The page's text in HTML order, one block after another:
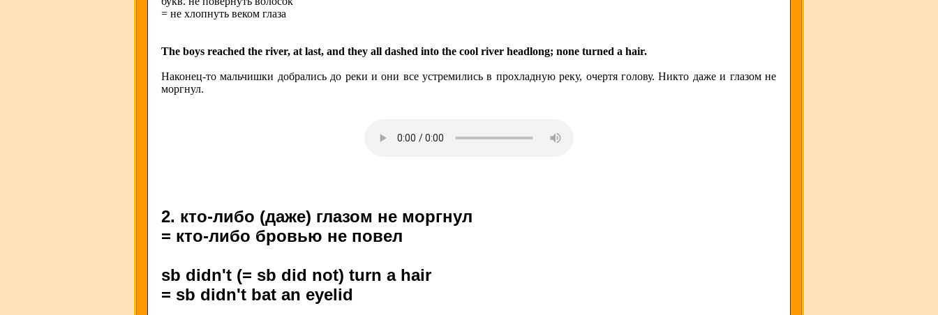
= не хлопнуть веком глаза
The boys reached the river, at last, and they all dashed into the cool river headlong; none turned a hair.
Наконец-то мальчишки добрались до реки и они все устремились в прохладную реку, очертя голову. Никто даже и глазом не
моргнул.
2. кто-либо (даже) глазом не моргнул
= кто-либо бровью не повел
sb didn't (= sb did not) turn a hair
= sb didn't bat an eyelid